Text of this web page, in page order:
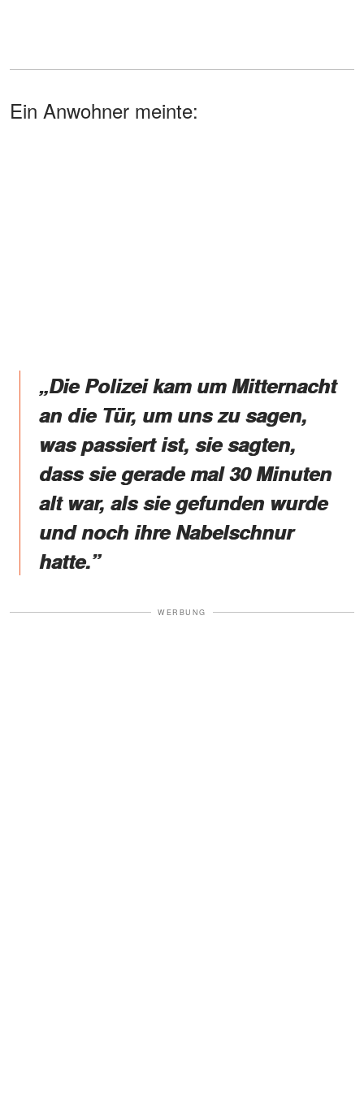
Ein Anwohner meinte:
„Die Polizei kam um Mitternacht
an die Tür, um uns zu sagen,
was passiert ist, sie sagten,
dass sie gerade mal 30 Minuten
alt war, als sie gefunden wurde
und noch ihre Nabelschnur
hatte.”
WERBUNG